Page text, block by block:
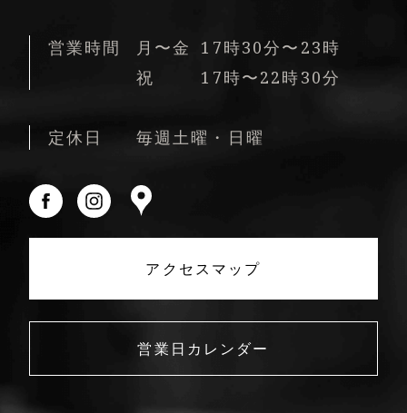
営業時間 月〜金
17時30分〜23時
祝
17時〜22時30分
定休日 毎週土曜・日曜
アクセスマップ
営業日カレンダー